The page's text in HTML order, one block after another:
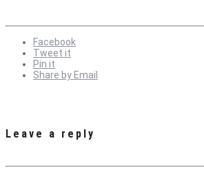
Facebook
Tweet it
Pin it
Share by Email
Leave a reply